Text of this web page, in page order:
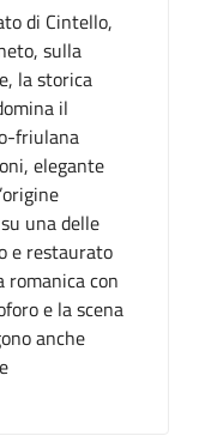
di Cintello,
sulla
la storica
il
friulana
elegante
una delle
e restaurato
romanica con
e la scena
anche